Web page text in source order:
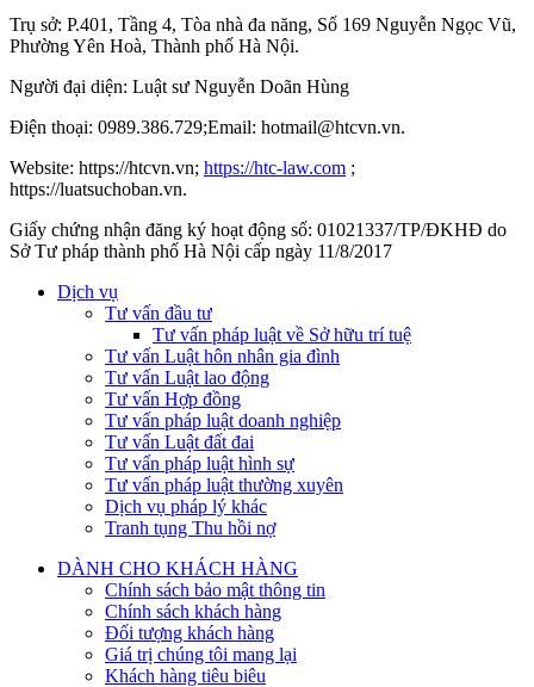
Trụ sở: P.401, Tầng 4, Tòa nhà đa năng, Số 169 Nguyễn Ngọc Vũ,
Phường Yên Hoà, Thành phố Hà Nội.
Người đại diện: Luật sư Nguyễn Doãn Hùng
Điện thoại: 0989.386.729;Email: hotmail@htcvn.vn.
Website: https://htcvn.vn; https://htc-law.com ;
https://luatsuchoban.vn.
Giấy chứng nhận đăng ký hoạt động số: 01021337/TP/ĐKHĐ do
Sở Tư pháp thành phố Hà Nội cấp ngày 11/8/2017
Dịch vụ
Tư vấn đầu tư
Tư vấn pháp luật về Sở hữu trí tuệ
Tư vấn Luật hôn nhân gia đình
Tư vấn Luật lao động
Tư vấn Hợp đồng
Tư vấn pháp luật doanh nghiệp
Tư vấn Luật đất đai
Tư vấn pháp luật hình sự
Tư vấn pháp luật thường xuyên
Dịch vụ pháp lý khác
Tranh tụng Thu hồi nợ
DÀNH CHO KHÁCH HÀNG
Chính sách bảo mật thông tin
Chính sách khách hàng
Đối tượng khách hàng
Giá trị chúng tôi mang lại
Khách hàng tiêu biêu